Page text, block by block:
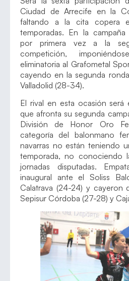
Ciudad de Arrecife en la
faltando a la cita copera
temporadas. En la
por primera vez a la
competición,
eliminatoria al Grafometal
cayendo en la segunda
Valladolid (28-34).
El rival en esta ocasión será
que afronta su segunda
División de Honor Oro
categoría del balonmano
navarras no están teniendo
temporada, no conociendo
jornadas disputadas.
inaugural ante el Soliss
Calatrava (24-24) y cayeron
Sepisur Córdoba (27-28) y